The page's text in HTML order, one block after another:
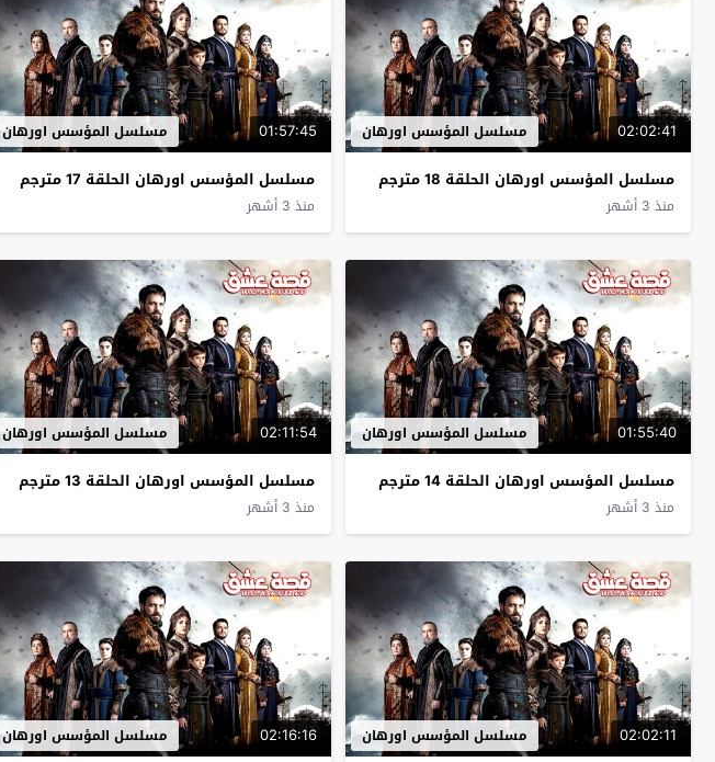
02:02:41 مسلسل المؤسس اورهان
مسلسل المؤسس اورهان الحلقة 18 مترجم
منذ 3 أشهر
01:57:45 مسلسل المؤسس اورهان
مسلسل المؤسس اورهان الحلقة 17 مترجم
منذ 3 أشهر
01:55:40 مسلسل المؤسس اورهان
مسلسل المؤسس اورهان الحلقة 14 مترجم
منذ 3 أشهر
02:11:54 مسلسل المؤسس اورهان
مسلسل المؤسس اورهان الحلقة 13 مترجم
منذ 3 أشهر
02:02:11 مسلسل المؤسس اورهان 02:16:16 مسلسل المؤسس اورهان